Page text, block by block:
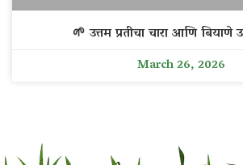
🌱 उत्तम प्रतीचा चारा आणि
March 26, 2026